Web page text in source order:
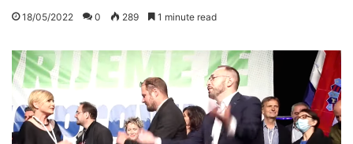
18/05/2022 0 289 1 minute read